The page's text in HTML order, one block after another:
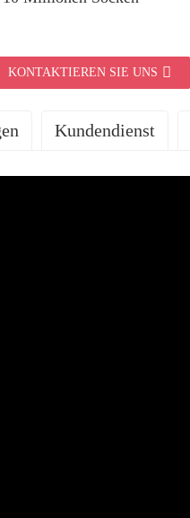
KONTAKTIEREN SIE UNS
Kundendienst